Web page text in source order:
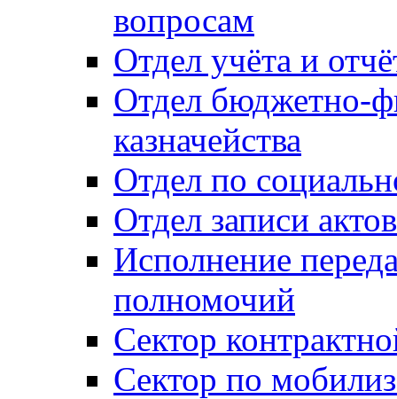
вопросам
Отдел учёта и
Отдел бюджетно-
казначейства
Отдел по
Отдел записи
Исполнение
полномочий
Сектор
Сектор по